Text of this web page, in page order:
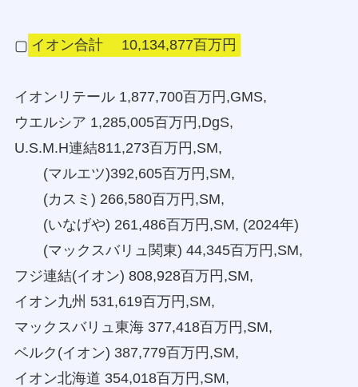
▢ イオン合計 10,134,877百万円
イオンリテール 1,877,700百万円,GMS,
ウエルシア 1,285,005百万円,DgS,
U.S.M.H連結811,273百万円,SM,
(マルエツ)392,605百万円,SM,
(カスミ) 266,580百万円,SM,
(いなげや) 261,486百万円,SM, (2024年)
(マックスバリュ関東) 44,345百万円,SM,
フジ連結(イオン) 808,928百万円,SM,
イオン九州 531,619百万円,SM,
マックスバリュ東海 377,418百万円,SM,
ベルク(イオン) 387,779百万円,SM,
イオン北海道 354,018百万円,SM,